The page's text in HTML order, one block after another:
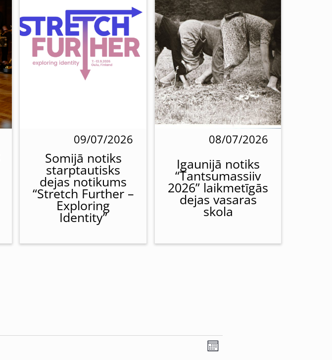
09/07/2026
Somijā notiks
starptautisks
dejas notikums
“Stretch Further –
Exploring
Identity”
08/07/2026
Igaunijā notiks
“Tantsumassiiv
2026” laikmetīgās
dejas vasaras
skola
Views
Event
Month